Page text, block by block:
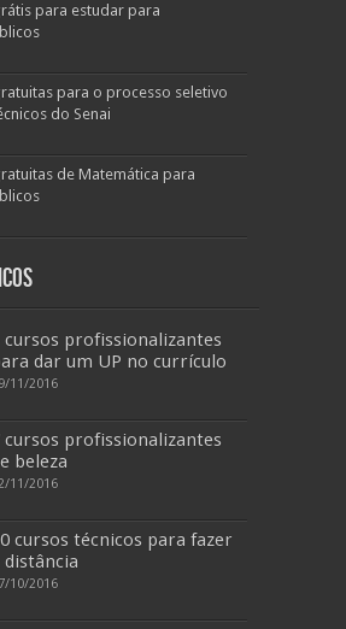
para estudar para
para o processo seletivo
do Senai
de Matemática para
cursos profissionalizantes
dar um UP no currículo
11/2016
cursos profissionalizantes
beleza
11/2016
cursos técnicos para fazer
distância
10/2016